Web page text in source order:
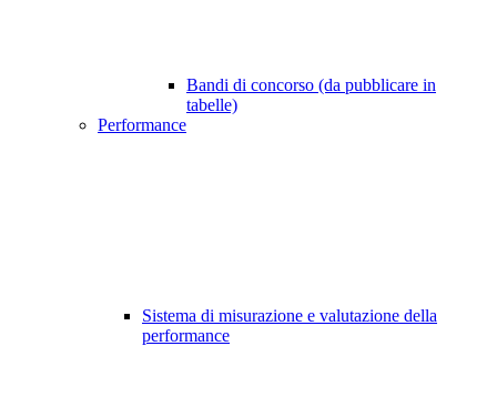
Bandi di concorso (da pubblicare in
tabelle)
Performance
Sistema di misurazione e valutazione della
performance